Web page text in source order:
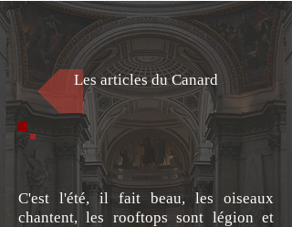
Les articles du Canard
C'est l'été, il fait beau, les oiseaux
chantent, les rooftops sont légion et